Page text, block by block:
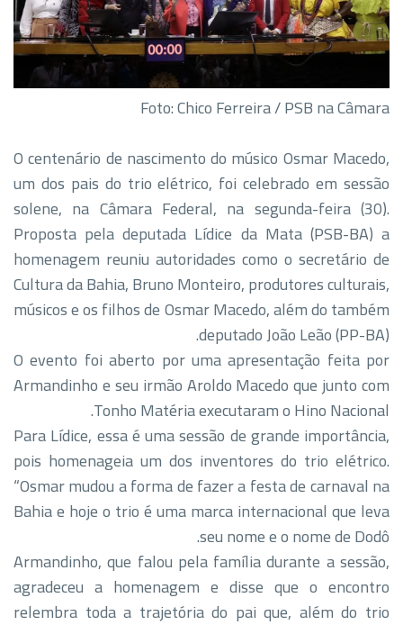
Foto: Chico Ferreira / PSB na Câmara
O centenário de nascimento do músico Osmar Macedo,
um dos pais do trio elétrico, foi celebrado em sessão
solene, na Câmara Federal, na segunda-feira (30).
Proposta pela deputada Lídice da Mata (PSB-BA) a
homenagem reuniu autoridades como o secretário de
Cultura da Bahia, Bruno Monteiro, produtores culturais,
músicos e os filhos de Osmar Macedo, além do também
deputado João Leão (PP-BA).
O evento foi aberto por uma apresentação feita por
Armandinho e seu irmão Aroldo Macedo que junto com
Tonho Matéria executaram o Hino Nacional.
Para Lídice, essa é uma sessão de grande importância,
pois homenageia um dos inventores do trio elétrico.
“Osmar mudou a forma de fazer a festa de carnaval na
Bahia e hoje o trio é uma marca internacional que leva
seu nome e o nome de Dodô.
Armandinho, que falou pela família durante a sessão,
agradeceu a homenagem e disse que o encontro
relembra toda a trajetória do pai que, além do trio